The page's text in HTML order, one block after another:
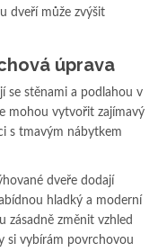
dveří může zvýšit
úprava
se stěnami a podlahou v
mohou vytvořit zajímavý
s tmavým nábytkem
dveře dodají
hladký a moderní
zásadně změnit vzhled
si vybírám povrchovou